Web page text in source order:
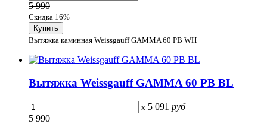
5 990
Скидка 16%
Вытяжка каминная Weissgauff GAMMA 60 PB WH
Вытяжка Weissgauff GAMMA 60 PB BL
x 5 091 руб
5 990